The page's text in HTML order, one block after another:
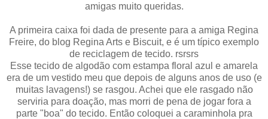
amigas muito queridas.
A primeira caixa foi dada de presente para a amiga Regina
Freire, do blog Regina Arts e Biscuit, e é um típico exemplo
de reciclagem de tecido. rsrsrs
Esse tecido de algodão com estampa floral azul e amarela
era de um vestido meu que depois de alguns anos de uso (e
muitas lavagens!) se rasgou. Achei que ele rasgado não
serviria para doação, mas morri de pena de jogar fora a
parte "boa" do tecido. Então coloquei a caraminhola pra